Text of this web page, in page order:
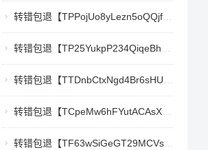
转错包退【TPPojUo8yLezn5oQQjffqH2cKTCb9oTm8Y】客服TeleGram:【@TrxEm】
转错包退【TP25YukpP234QiqeBhgnmga3NXXmCSY22R】客服TeleGram:【@TrxEm】
转错包退【TTDnbCtxNgd4Br6sHUJ1qnw1mHQywZfbgD】客服TeleGram:【@TrxEm】
转错包退【TCpeMw6hFYutACAsXkX3UvyCUjec17MoLF】客服TeleGram:【@TrxEm】
转错包退【TF63wSiGeGT29MCVswWQ5eAr6xD9LkQBPm】客服TeleGram:【@TrxEm】